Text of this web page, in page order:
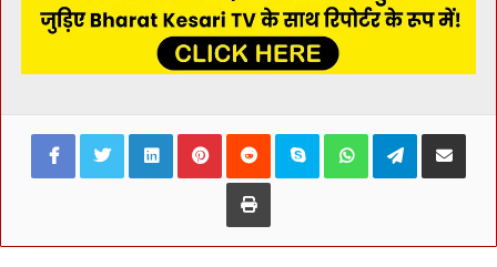
FacebookTwitterLinkedInPinterestReddit Skype WhatsAppTelegramShare via
Print